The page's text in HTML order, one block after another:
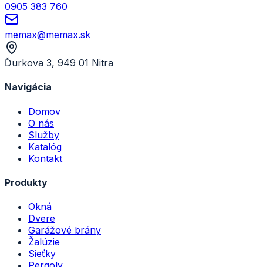
0905 383 760
memax@memax.sk
Ďurkova 3, 949 01 Nitra
Navigácia
Domov
O nás
Služby
Katalóg
Kontakt
Produkty
Okná
Dvere
Garážové brány
Žalúzie
Sieťky